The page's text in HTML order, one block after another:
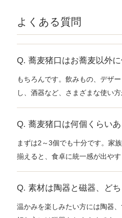
よくある質問
Q. 蕎麦猪口はお蕎麦以外
もちろんです。飲みもの、デザ
し、酒器など、さまざまな使い方
Q. 蕎麦猪口は何個くらい
まずは2～3個でも十分です。家
揃えると、食卓に統一感が出やす
Q. 素材は陶器と磁器、ど
温かみを楽しみたい方には陶器